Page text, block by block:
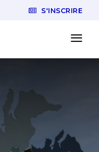
S'INSCRIRE